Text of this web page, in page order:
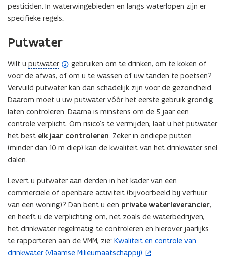
weergave)
n
t
i
n
n
i
e
u
e
n
s
t
e
r
k
w
r
b
e
s
c
h
e
r
m
e
t
e
g
n
p
e
s
n
k
a
e
r
b
e
s
c
h
e
r
m
n
t
g
e
n
p
e
pesticiden. In waterwingebieden en langs waterlopen zijn er
specifieke regels.
Putwater
Wilt u putwater
(
o
p
e
n
d
e
f
i
t
i
e
)
gebruiken om te drinken, om te koken of
voor de afwas, of om u te wassen of uw tanden te poetsen?
Vervuild putwater kan dan schadelijk zijn voor de gezondheid.
Daarom moet u uw putwater vóór het eerste gebruik grondig
laten controleren. Daarna is minstens om de 5 jaar een
controle verplicht. Om risico's te vermijden, laat u het putwater
het best elk jaar controleren. Zeker in ondiepe putten
(minder dan 10 m diep) kan de kwaliteit van het drinkwater snel
dalen.
Levert u putwater aan derden in het kader van een
commerciële of openbare activiteit (bijvoorbeeld bij verhuur
van een woning)? Dan bent u een private waterleverancier,
en heeft u de verplichting om, net zoals de waterbedrijven,
het drinkwater regelmatig te controleren en hierover jaarlijks
te rapporteren aan de VMM, zie: Kwaliteit en controle van
drinkwater (Vlaamse Milieumaatschappij)
(
o
.